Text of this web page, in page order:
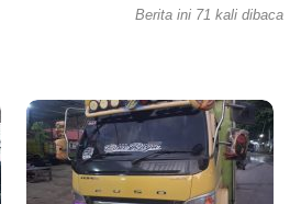
Berita ini 71 kali dibaca